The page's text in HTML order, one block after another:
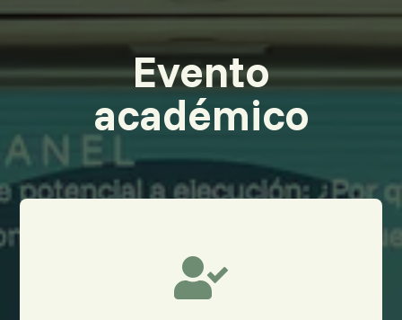
Evento
académico
